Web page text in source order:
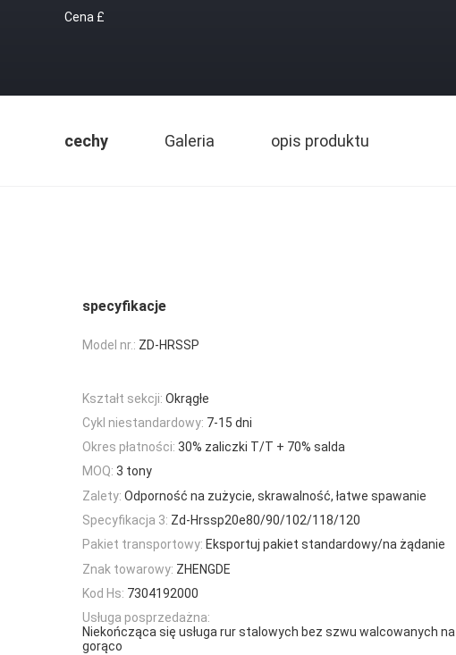
Cena £
cechy Galeria opis produktu
specyfikacje
Model nr.: ZD-HRSSP
Kształt sekcji: Okrągłe
Cykl niestandardowy: 7-15 dni
Okres płatności: 30% zaliczki T/T + 70% salda
MOQ: 3 tony
Zalety: Odporność na zużycie, skrawalność, łatwe spawanie
Specyfikacja 3: Zd-Hrssp20e80/90/102/118/120
Pakiet transportowy: Eksportuj pakiet standardowy/na żądanie
Znak towarowy: ZHENGDE
Kod Hs: 7304192000
Usługa posprzedażna:
Niekończąca się usługa rur stalowych bez szwu walcowanych na
gorąco